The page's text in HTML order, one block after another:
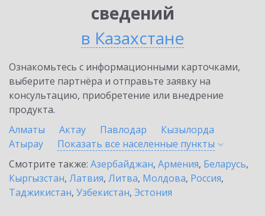
сведений
в Казахстане
Ознакомьтесь с информационными карточками,
выберите партнёра и отправьте заявку на
консультацию, приобретение или внедрение
продукта.
Алматы
Актау Павлодар
Кызылорда
Атырау
Показать все населенные пункты
Смотрите также: Азербайджан, Армения, Беларусь,
Кыргызстан, Латвия, Литва, Молдова, Россия,
Таджикистан, Узбекистан, Эстония